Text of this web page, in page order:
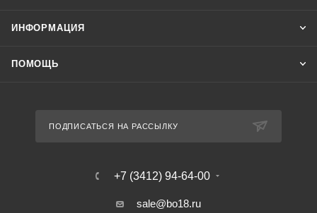
ИНФОРМАЦИЯ
ПОМОЩЬ
ПОДПИСАТЬСЯ НА РАССЫЛКУ
+7 (3412) 94-64-00
sale@bo18.ru